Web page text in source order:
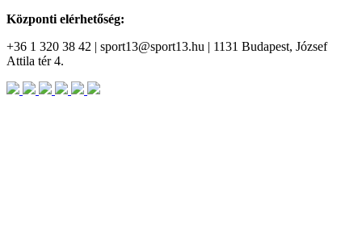
Központi elérhetőség:
+36 1 320 38 42 | sport13@sport13.hu | 1131 Budapest, József
Attila tér 4.